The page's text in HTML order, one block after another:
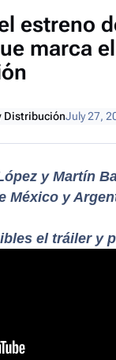
estreno
marca
DistribuciónJuly 27,
y Martín
México y
el tráiler y